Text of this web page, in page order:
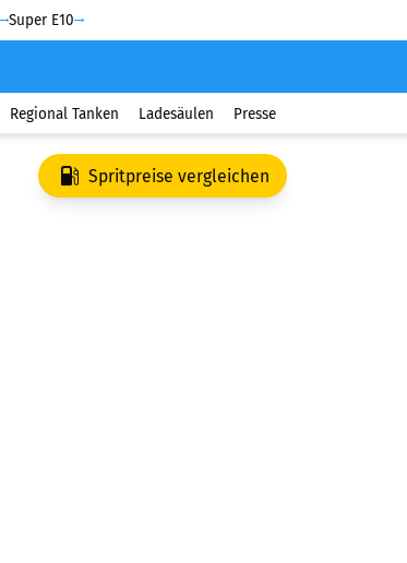
Super E10
Regional Tanken Ladesäulen Presse
Spritpreise vergleichen